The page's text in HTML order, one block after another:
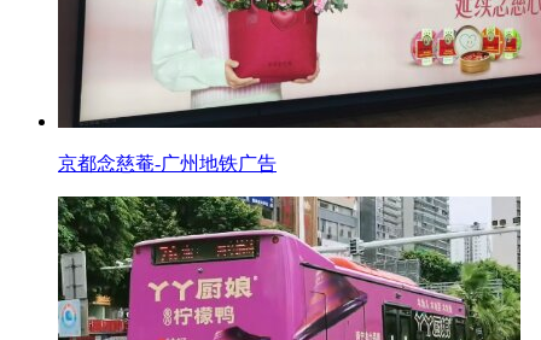
京都念慈菴-广州地铁广告